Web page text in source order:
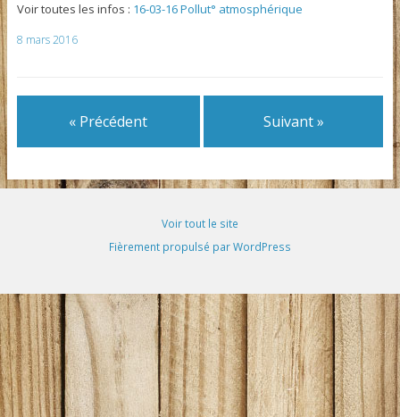
Voir toutes les infos : 16-03-16 Pollut° atmosphérique
8 mars 2016
« Précédent Suivant »
Voir tout le site
Fièrement propulsé par WordPress